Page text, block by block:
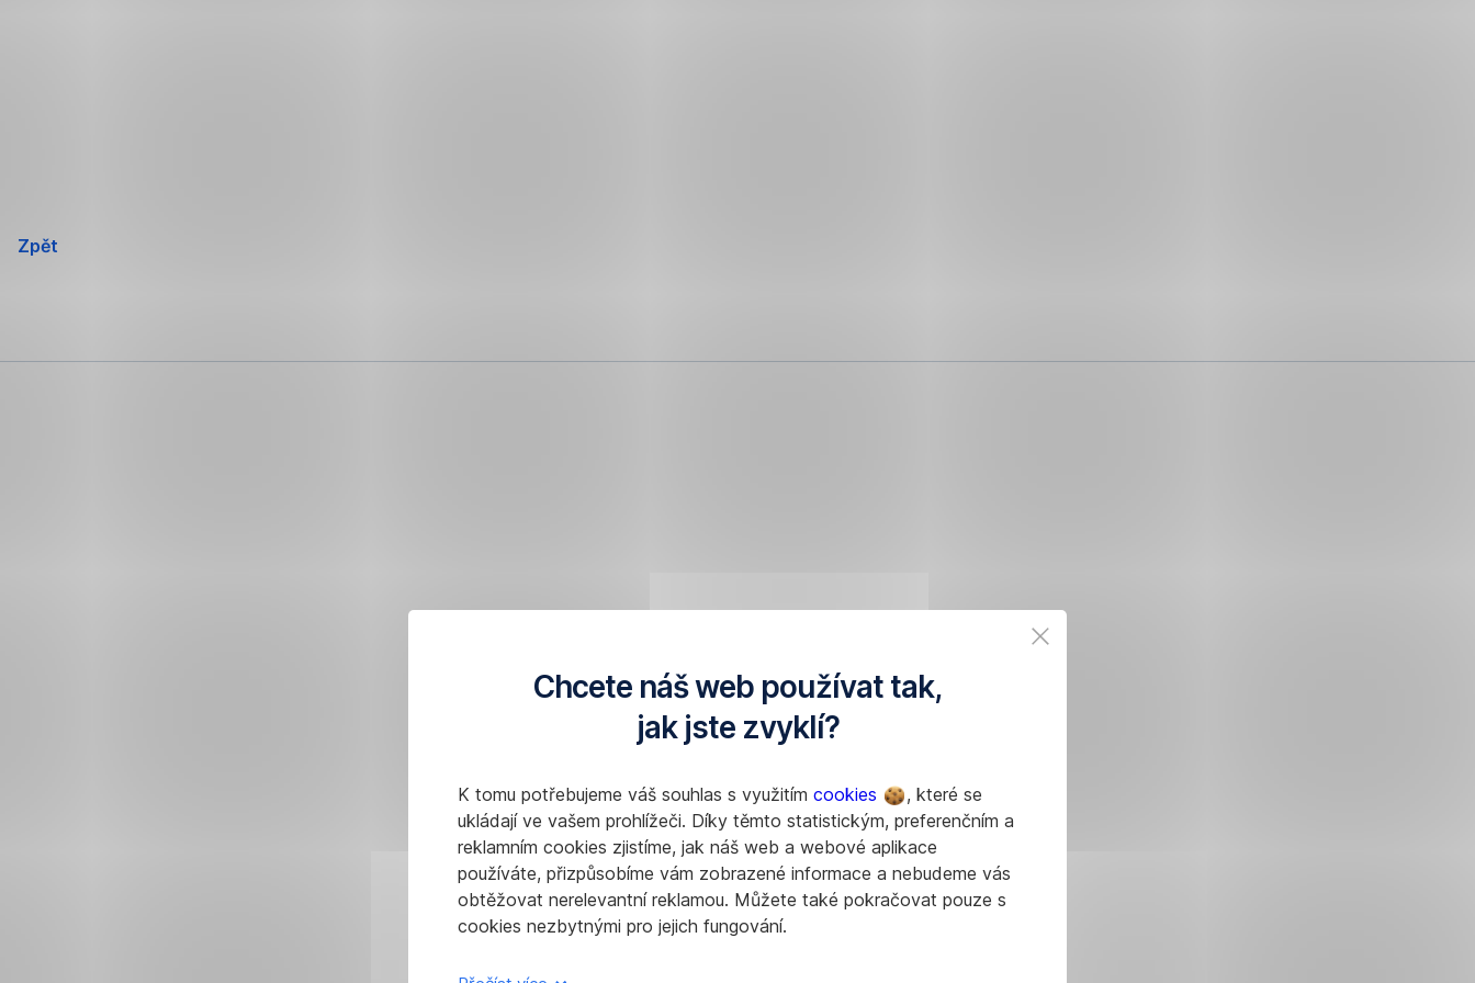
Chcete náš web používat tak,
jak jste zvyklí?
K tomu potřebujeme váš souhlas s využitím cookies
, které se
ukládají ve vašem prohlížeči. Díky těmto statistickým, preferenčním a
reklamním cookies zjistíme, jak náš web a webové aplikace
používáte, přizpůsobíme vám zobrazené informace a nebudeme vás
obtěžovat nerelevantní reklamou. Můžete také pokračovat pouze s
cookies nezbytnými pro jejich fungování.
Zpět